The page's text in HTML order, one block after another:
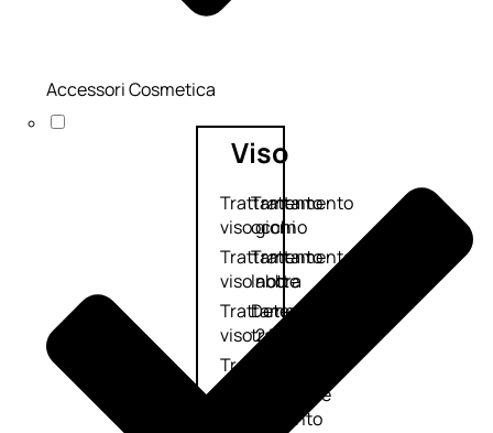
Viso
Trattamento
viso giorno
Trattamento
viso notte
Trattamento
viso 24 ore
Trattamento
viso antietà
Trattamento
Trattamento
occhi
Trattamento
labbra
Detergenti
trattanti
Maschere
Accessori Cosmetica